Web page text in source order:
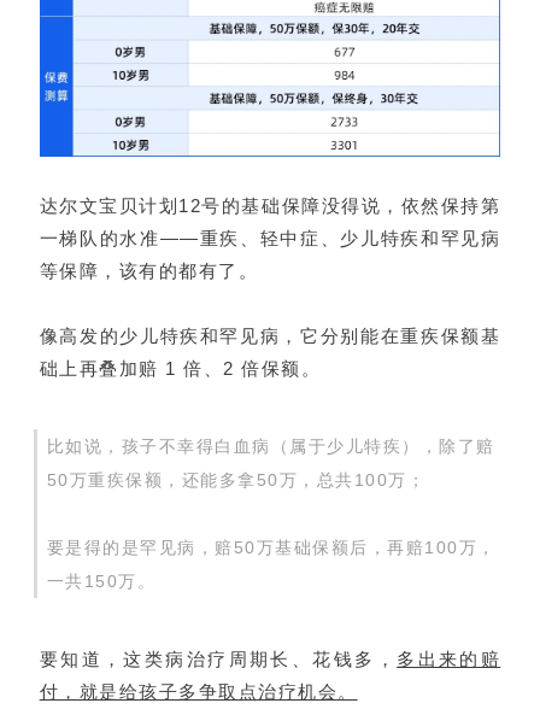
达尔文宝贝计划12号的基础保障没得说，依然保持第
一梯队的水准——重疾、轻中症、少儿特疾和罕见病
等保障，该有的都有了。
像高发的少儿特疾和罕见病，它分别能在重疾保额基
础上再叠加赔 1 倍、2 倍保额。
比如说，孩子不幸得白血病（属于少儿特疾），除了赔
50万重疾保额，还能多拿50万，总共100万；
要是得的是罕见病，赔50万基础保额后，再赔100万，
一共150万。
要知道，这类病治疗周期长、花钱多， 多出来的赔
付，就是给孩子多争取点治疗机会。